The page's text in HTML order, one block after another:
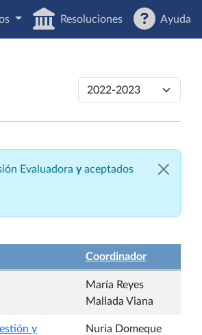
Resoluciones Ayuda
Evaluadora yaceptados
Coordinador
María Reyes
Mallada Viana
y
Nuria Domeque